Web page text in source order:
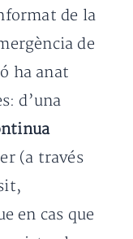
de la
de
ha anat
d’una
(a través
en cas que